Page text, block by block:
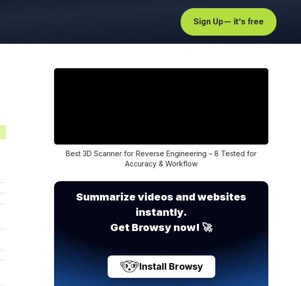
Sign Up— it's free
Best 3D Scanner for Reverse Engineering – 8 Tested for
Accuracy & Workflow
Summarize videos and websites
instantly.
Get Browsy now! 🚀
Install Browsy